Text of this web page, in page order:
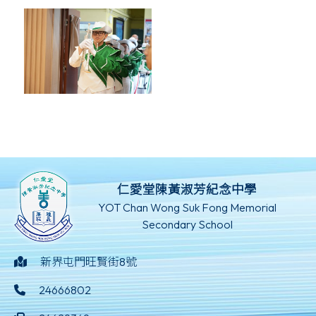
仁愛堂陳黃淑芳紀念中學
YOT Chan Wong Suk Fong Memorial
Secondary School
新界屯門旺賢街8號
24666802